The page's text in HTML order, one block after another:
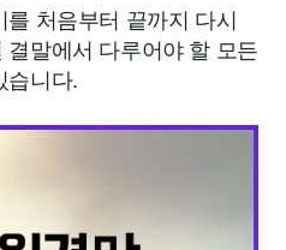
처음부터 끝까지 다시
말에서 다루어야 할 모든
습니다.